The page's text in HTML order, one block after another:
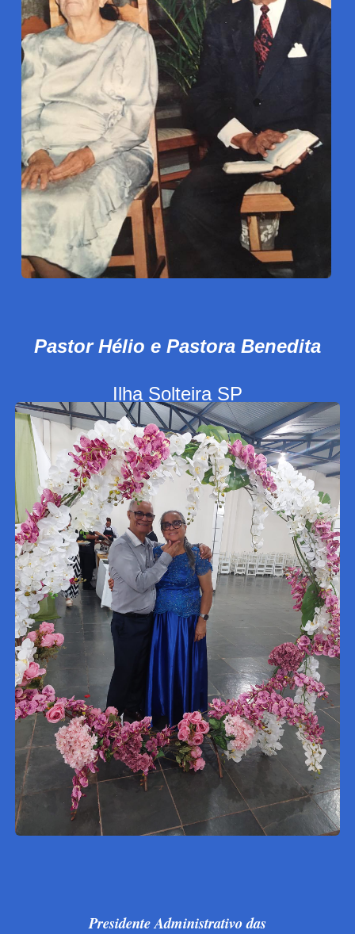
Pastor Hélio e Pastora Benedita
Ilha Solteira SP
Presidente Administrativo das